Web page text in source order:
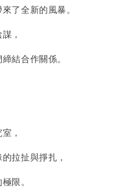
了全新的風暴。
，
結合作關係。
，
拉扯與掙扎，
限。